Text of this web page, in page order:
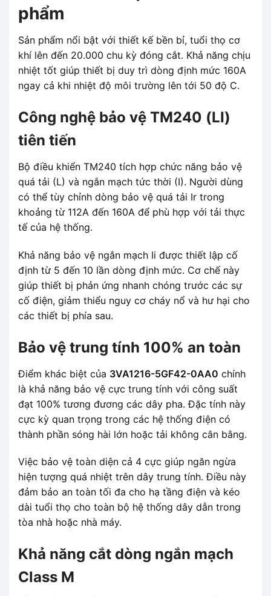
phẩm
Sản phẩm nổi bật với thiết kế bền bỉ, tuổi thọ cơ
khí lên đến 20.000 chu kỳ đóng cắt. Khả năng chịu
nhiệt tốt giúp thiết bị duy trì dòng định mức 160A
ngay cả khi nhiệt độ môi trường lên tới 50 độ C.
Công nghệ bảo vệ TM240 (LI)
tiên tiến
Bộ điều khiển TM240 tích hợp chức năng bảo vệ
quá tải (L) và ngắn mạch tức thời (I). Người dùng
có thể tùy chỉnh dòng bảo vệ quá tải Ir trong
khoảng từ 112A đến 160A để phù hợp với tải thực
tế của hệ thống.
Khả năng bảo vệ ngắn mạch Ii được thiết lập cố
định từ 5 đến 10 lần dòng định mức. Cơ chế này
giúp thiết bị phản ứng nhanh chóng trước các sự
cố điện, giảm thiểu nguy cơ cháy nổ và hư hại cho
các thiết bị phía sau.
Bảo vệ trung tính 100% an toàn
Điểm khác biệt của 3VA1216-5GF42-0AA0 chính
là khả năng bảo vệ cực trung tính với công suất
đạt 100% tương đương các dây pha. Đặc tính này
cực kỳ quan trọng trong các hệ thống điện có
thành phần sóng hài lớn hoặc tải không cân bằng.
Việc bảo vệ toàn diện cả 4 cực giúp ngăn ngừa
hiện tượng quá nhiệt trên dây trung tính. Điều này
đảm bảo an toàn tối đa cho hạ tầng điện và kéo
dài tuổi thọ cho toàn bộ hệ thống dây dẫn trong
tòa nhà hoặc nhà máy.
Khả năng cắt dòng ngắn mạch
Class M